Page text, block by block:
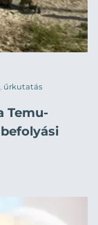
űrkutatás
Temu-